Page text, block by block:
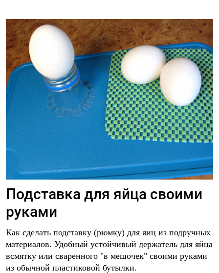
Подставка для яйца своими
руками
Как сделать подставку (рюмку) для яиц из подручных
материалов. Удобный устойчивый держатель для яйца
всмятку или сваренного "в мешочек" своими руками
из обычной пластиковой бутылки.